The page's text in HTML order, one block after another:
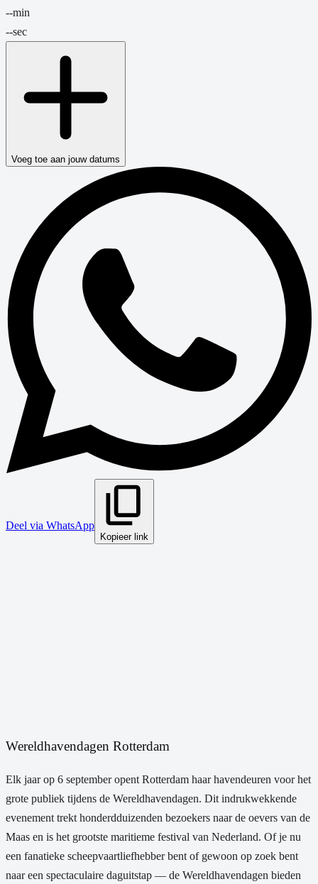
--min
--sec
Voeg toe aan jouw datums
Deel via WhatsApp
Kopieer link
Wereldhavendagen Rotterdam
Elk jaar op 6 september opent Rotterdam haar havendeuren voor het
grote publiek tijdens de Wereldhavendagen. Dit indrukwekkende
evenement trekt honderdduizenden bezoekers naar de oevers van de
Maas en is het grootste maritieme festival van Nederland. Of je nu
een fanatieke scheepvaartliefhebber bent of gewoon op zoek bent
naar een spectaculaire daguitstap — de Wereldhavendagen bieden